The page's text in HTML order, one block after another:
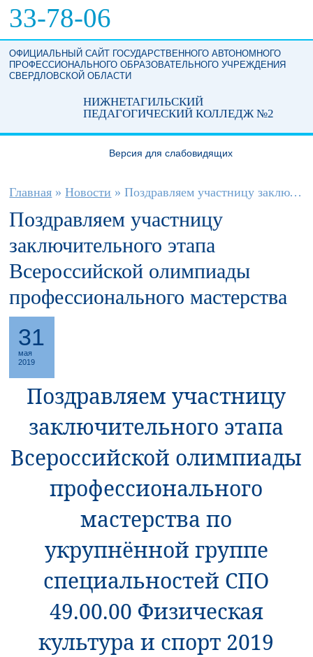
33-78-06
ОФИЦИАЛЬНЫЙ САЙТ ГОСУДАРСТВЕННОГО АВТОНОМНОГО
ПРОФЕССИОНАЛЬНОГО ОБРАЗОВАТЕЛЬНОГО УЧРЕЖДЕНИЯ
СВЕРДЛОВСКОЙ ОБЛАСТИ
НИЖНЕТАГИЛЬСКИЙ
ПЕДАГОГИЧЕСКИЙ КОЛЛЕДЖ №2
Версия для слабовидящих
Вы здесь
Главная » Новости » Поздравляем участницу заключительного...
Поздравляем участницу
заключительного этапа
Всероссийской олимпиады
профессионального мастерства
31
мая
2019
Поздравляем участницу
заключительного этапа
Всероссийской олимпиады
профессионального
мастерства по
укрупнённой группе
специальностей СПО
49.00.00 Физическая
культура и спорт 2019